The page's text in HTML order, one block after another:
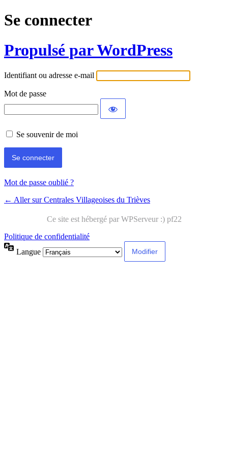
Se connecter
Propulsé par WordPress
Identifiant ou adresse e-mail
Mot de passe
Se souvenir de moi
Mot de passe oublié ?
← Aller sur Centrales Villageoises du Trièves
Politique de confidentialité
Langue